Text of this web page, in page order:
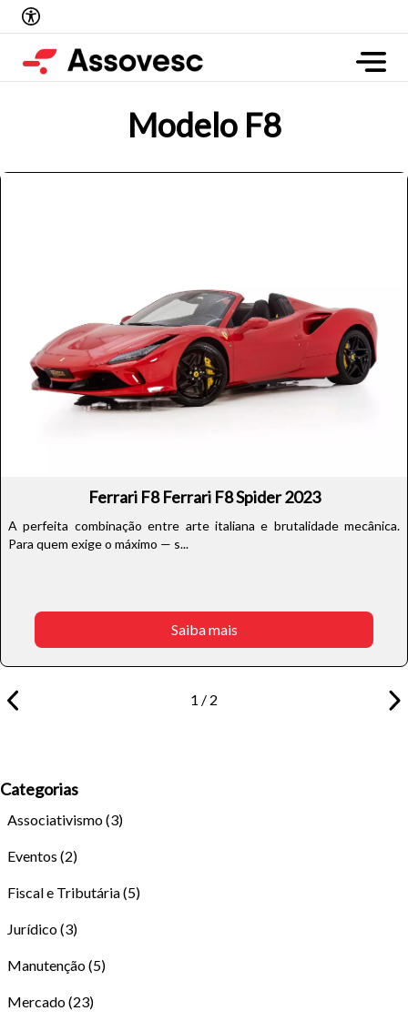
Tamanho do texto
Modelo F8
Ferrari F8 Ferrari F8 Spider 2023
A perfeita combinação entre arte italiana e brutalidade mecânica.
Para quem exige o máximo — s...
Saiba mais
1 / 2
Categorias
Associativismo(3)
Eventos (2)
Fiscal e Tributária(5)
Jurídico(3)
Manutenção(5)
Mercado(23)